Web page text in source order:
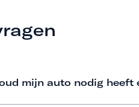
mijn auto nodig heeft